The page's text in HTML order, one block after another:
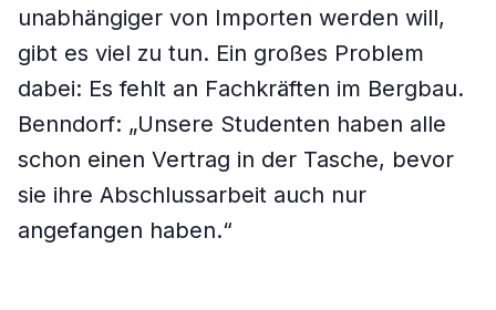
unabhängiger von Importen werden will,
gibt es viel zu tun. Ein großes Problem
dabei: Es fehlt an Fachkräften im Bergbau.
Benndorf: „Unsere Studenten haben alle
schon einen Vertrag in der Tasche, bevor
sie ihre Abschlussarbeit auch nur
angefangen haben.“